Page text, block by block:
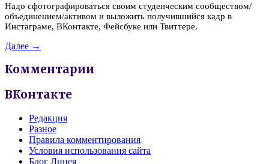
Надо сфотографироваться своим студенческим сообществом/
объединением/активом и выложить получившийся кадр в
Инстаграме, ВКонтакте, Фейсбуке или Твиттере.
Далее →
Комментарии
ВКонтакте
Редакция
Разное
Правила комментирования
Условия использования сайта
Блог Лицея